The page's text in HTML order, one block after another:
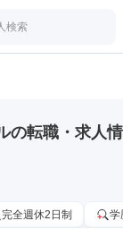
検索
の転職・求人
完全週休2日制 学